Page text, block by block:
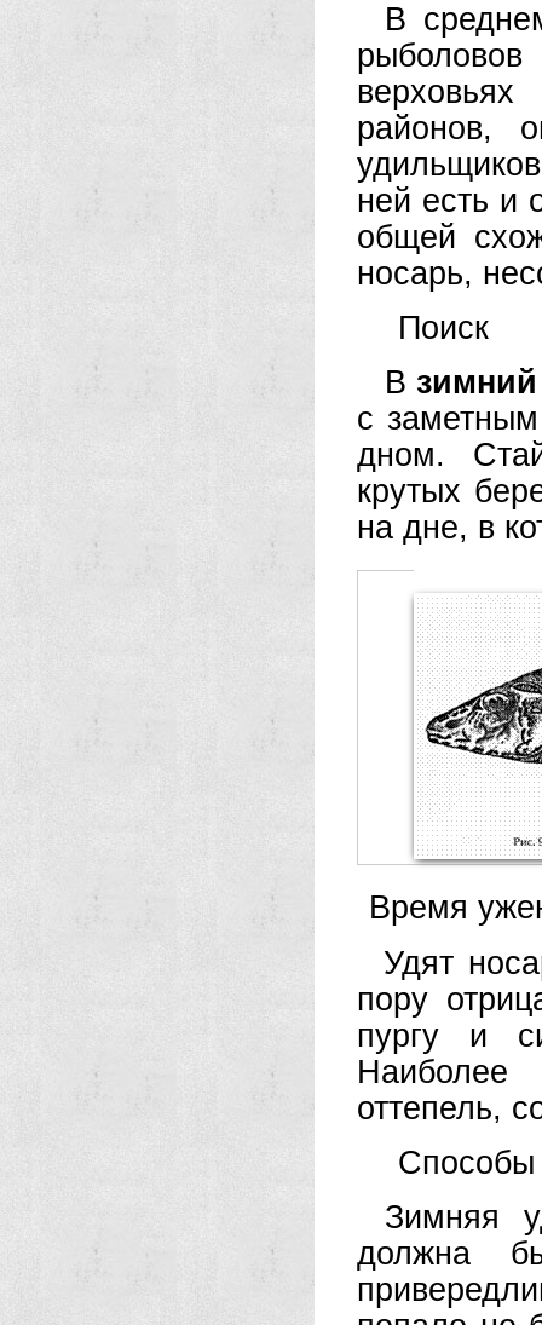
В
районов,
ней есть и
общей
носарь,
Поиск
В зимний
с
дном.
крутых
на дне, в
Время
Удят
пору
пургу и
оттепель,
Способы
Зимняя
должна